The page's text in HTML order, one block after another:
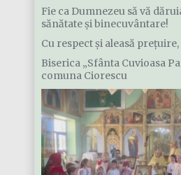
Fie ca Dumnezeu să vă
sănătate și binecuvântare!
Cu respect și aleasă prețuire,
Biserica „Sfânta Cuvioasa
comuna Ciorescu